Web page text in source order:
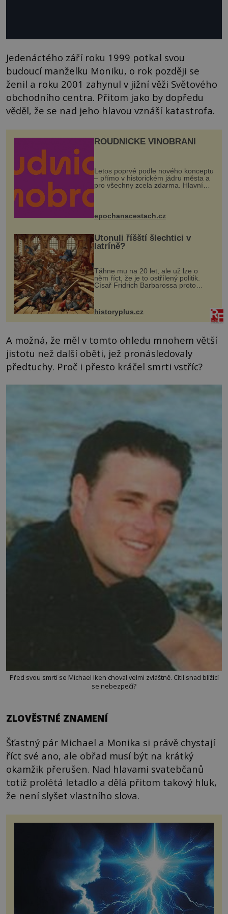
Jedenáctého září roku 1999 potkal svou
budoucí manželku Moniku, o rok později se
ženil a roku 2001 zahynul v jižní věži Světového
obchodního centra. Přitom jako by dopředu
věděl, že se nad jeho hlavou vznáší katastrofa.
ROUDNICKÉ VINOBRANÍ
Letos poprvé podle nového konceptu
– přímo v historickém jádru města a
pro všechny zcela zdarma. Hlavní
program se odehraje na Karlově a
mohou těšit na víno, burčák, pes...
epochanacestach.cz
Utonuli říšští šlechtici v
latríně?
Táhne mu na 20 let, ale už lze o
něm říct, že je to ostřílený politik.
Císař Fridrich Barbarossa proto
posílá svého syna a dědice Jindřicha
VI. do Erfurtu, aby se stal
prostředníkem při řešení sporu m...
historyplus.cz
A možná, že měl v tomto ohledu mnohem větší
jistotu než další oběti, jež pronásledovaly
předtuchy. Proč i přesto kráčel smrti vstříc?
Před svou smrtí se Michael Iken choval velmi zvláštně. Cítil snad blížící
se nebezpečí?
ZLOVĚSTNÉ ZNAMENÍ
Šťastný pár Michael a Monika si právě chystají
říct své ano, ale obřad musí být na krátký
okamžik přerušen. Nad hlavami svatebčanů
totiž prolétá letadlo a dělá přitom takový hluk,
že není slyšet vlastního slova.